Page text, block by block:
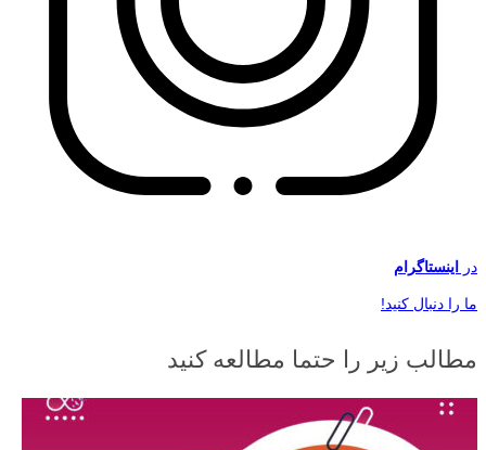
در اینستاگرام
ما را دنبال کنید!
مطالب زیر را حتما مطالعه کنید